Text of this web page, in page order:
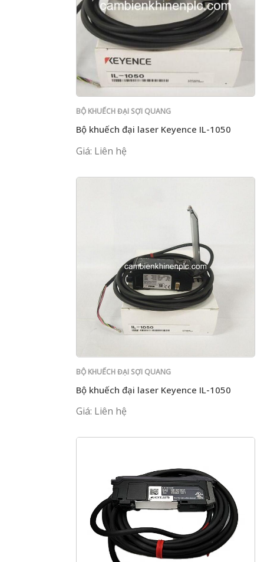
BỘ KHUẾCH ĐẠI SỢI QUANG
Bộ khuếch đại laser Keyence IL-1050
Giá: Liên hệ
BỘ KHUẾCH ĐẠI SỢI QUANG
Bộ khuếch đại laser Keyence IL-1050
Giá: Liên hệ